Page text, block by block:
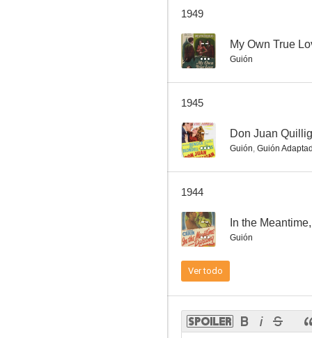
1949
-- My Own True
Guión
1945
-- Don Juan
Guión, Guión
1944
-- In the
Guión
Ver todo